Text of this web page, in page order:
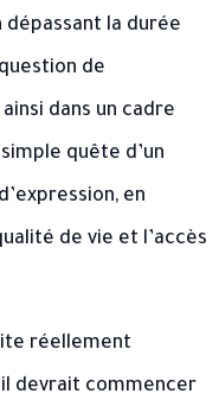
la durée
de
dans un cadre
quête d’un
en
de vie et l’accès
réellement
devrait commencer